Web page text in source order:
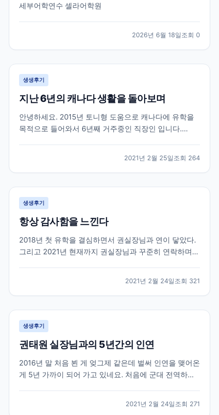
세부어학연수 셀라어학원
2026년 6월 18일조회 0
생생후기
지난 6년의 캐나다 생활을 돌아보며
안녕하세요. 2015년 토니형 도움으로 캐나다에 유학을
목적으로 들어와서 6년째 거주중인 직장인 입니다.
시간이 지났네요. 캐나다라는 나라가 어디에 있는지도
몰랐던 제가 군 복무중에 수많은 유학원들 중에서 브레
이크...
2021년 2월 25일조회 264
생생후기
항상 감사함을 느낀다
2018년 첫 유학을 결심하면서 권실장님과 연이 닿았다.
그리고 2021년 현재까지 권실장님과 꾸준히 연락하며
해줄만큼 캐나다 사정을 잘 알지도 못하거니와 그들이
해 줄 수 있는건 정서적이 도움들 밖에 없다. 그...
2021년 2월 24일조회 321
생생후기
권태원 실장님과의 5년간의 인연
2016년 말 처음 뵌 게 엊그제 같은데 벌써 인연을 맺어온
게 5년 가까이 되어 가고 있네요. 처음에 군대 전역하기
가야지 마음먹고 상담 신청하고 찾아 갔었는데 열정을
2021년 2월 24일조회 271